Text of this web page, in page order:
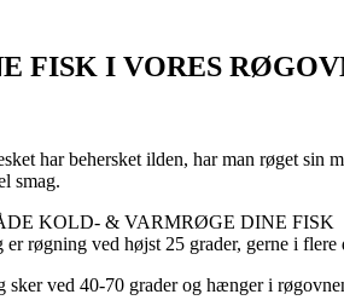
FISK I VORES
har behersket ilden, har man røget
smag.
KOLD- & VARMRØGE DINE FISK
røgning ved højst 25 grader, gerne i
sker ved 40-70 grader og hænger i